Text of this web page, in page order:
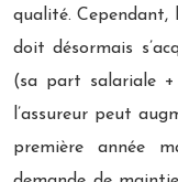
qualité. Cependant,
doit désormais
(sa part salariale
l’assureur peut
première année